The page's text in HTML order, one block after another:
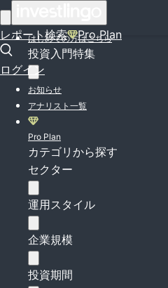
レポート検索 Pro Plan
ログイン
はじめての方はこちら
投資入門特集
お知らせ
アナリスト一覧
Pro Plan
カテゴリから探す
セクター
運用スタイル
企業規模
投資期間